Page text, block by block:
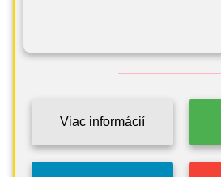
Viac informácií